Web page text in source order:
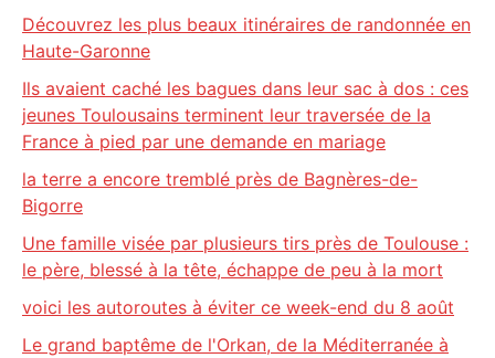
Découvrez les plus beaux itinéraires de randonnée en
Haute-Garonne
Ils avaient caché les bagues dans leur sac à dos : ces
jeunes Toulousains terminent leur traversée de la
France à pied par une demande en mariage
la terre a encore tremblé près de Bagnères-de-
Bigorre
Une famille visée par plusieurs tirs près de Toulouse :
le père, blessé à la tête, échappe de peu à la mort
voici les autoroutes à éviter ce week-end du 8 août
Le grand baptême de l'Orkan, de la Méditerranée à